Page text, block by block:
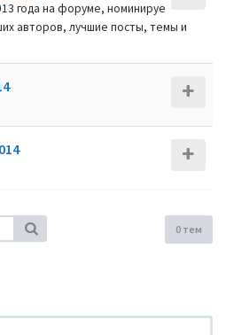
года на форуме, номинируе
авторов, лучшие посты, темы и
0 тем